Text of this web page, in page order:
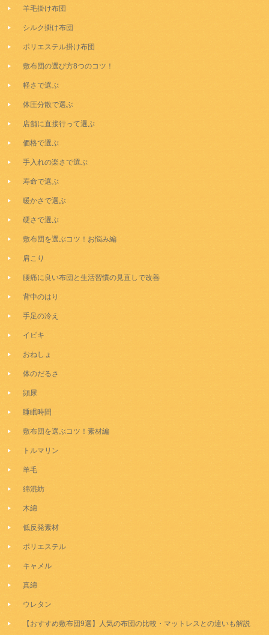
羊毛掛け布団
シルク掛け布団
ポリエステル掛け布団
敷布団の選び方8つのコツ！
軽さで選ぶ
体圧分散で選ぶ
店舗に直接行って選ぶ
価格で選ぶ
手入れの楽さで選ぶ
寿命で選ぶ
暖かさで選ぶ
硬さで選ぶ
敷布団を選ぶコツ！お悩み編
肩こり
腰痛に良い布団と生活習慣の見直しで改善
背中のはり
手足の冷え
イビキ
おねしょ
体のだるさ
頻尿
睡眠時間
敷布団を選ぶコツ！素材編
トルマリン
羊毛
綿混紡
木綿
低反発素材
ポリエステル
キャメル
真綿
ウレタン
【おすすめ敷布団9選】人気の布団の比較・マットレスとの違いも解説